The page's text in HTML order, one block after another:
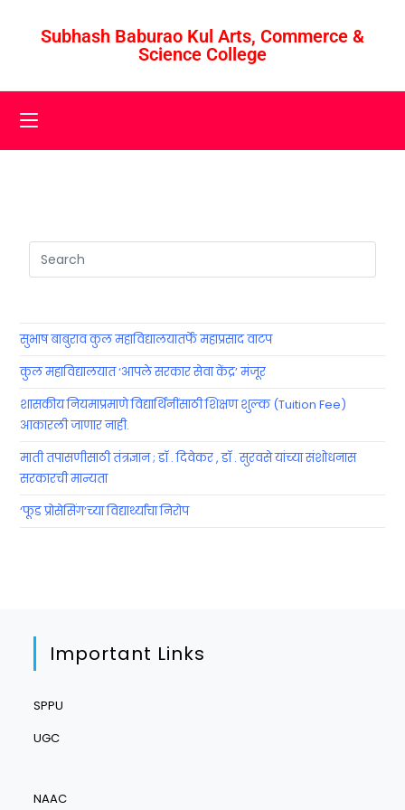
Subhash Baburao Kul Arts, Commerce &
Science College
सुभाष बाबुराव कुल महाविद्यालयातर्फे महाप्रसाद वाटप
कुल महाविद्यालयात ‘आपले सरकार सेवा केंद्र’ मंजूर
शासकीय नियमाप्रमाणे विद्यार्थिनींसाठी शिक्षण शुल्क (Tuition Fee)
आकारली जाणार नाही.
माती तपासणीसाठी तंत्रज्ञान ; डॉ . दिवेकर , डॉ . सुरवसे यांच्या संशोधनास
सरकारची मान्यता
‘फूड प्रोसेसिंग’च्या विद्यार्थ्यांचा निरोप
Important Links
SPPU
UGC
NAAC